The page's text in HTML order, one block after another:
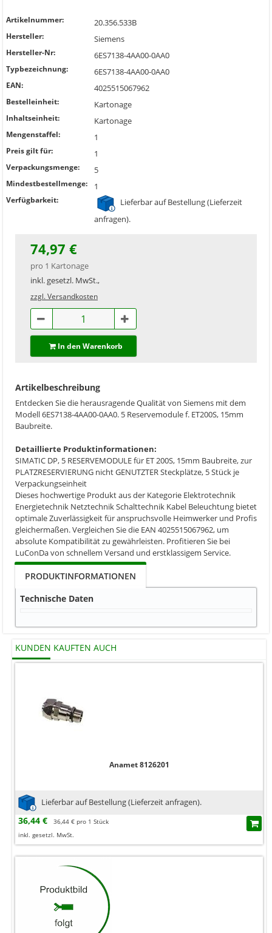
Artikelnummer: 20.356.533B
Hersteller: Siemens
Hersteller-Nr: 6ES7138-4AA00-0AA0
Typbezeichnung: 6ES7138-4AA00-0AA0
EAN: 4025515067962
Bestelleinheit: Kartonage
Inhaltseinheit: Kartonage
Mengenstaffel: 1
Preis gilt für: 1
Verpackungsmenge: 5
Mindestbestellmenge: 1
Verfügbarkeit:
Lieferbar auf Bestellung (Lieferzeit
anfragen).
74,97 €
pro 1 Kartonage
inkl. gesetzl. MwSt.,
zzgl. Versandkosten
In den Warenkorb
Artikelbeschreibung
Entdecken Sie die herausragende Qualität von Siemens mit dem
Modell 6ES7138-4AA00-0AA0. 5 Reservemodule f. ET200S, 15mm
Baubreite.
Detaillierte Produktinformationen:
SIMATIC DP, 5 RESERVEMODULE für ET 200S, 15mm Baubreite, zur
PLATZRESERVIERUNG nicht GENUTZTER Steckplätze, 5 Stück je
Verpackungseinheit
Dieses hochwertige Produkt aus der Kategorie Elektrotechnik
Energietechnik Netztechnik Schalttechnik Kabel Beleuchtung bietet
optimale Zuverlässigkeit für anspruchsvolle Heimwerker und Profis
gleichermaßen. Vergleichen Sie die EAN 4025515067962, um
absolute Kompatibilität zu gewährleisten. Profitieren Sie bei
LuConDa von schnellem Versand und erstklassigem Service.
PRODUKTINFORMATIONEN
Technische Daten
KUNDEN KAUFTEN AUCH
Anamet 8126201
Lieferbar auf Bestellung (Lieferzeit anfragen).
36,44 €
36,44 € pro 1 Stück
inkl. gesetzl. MwSt.